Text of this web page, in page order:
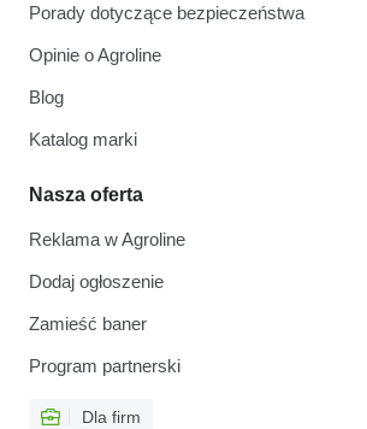
Porady dotyczące bezpieczeństwa
Opinie o Agroline
Blog
Katalog marki
Nasza oferta
Reklama w Agroline
Dodaj ogłoszenie
Zamieść baner
Program partnerski
Dla firm